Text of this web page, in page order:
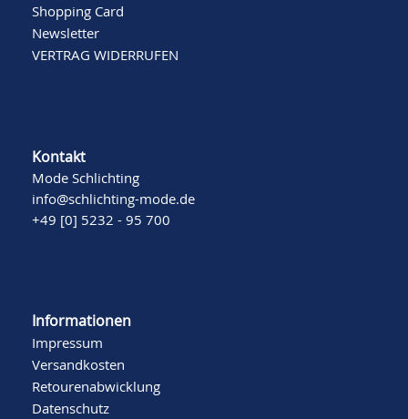
Shopping Card
Newsletter
VERTRAG WIDERRUFEN
Kontakt
Mode Schlichting
info@schlichting-mode.de
+49 [0] 5232 - 95 700
Informationen
Impressum
Versandkosten
Retourenabwicklung
Datenschutz